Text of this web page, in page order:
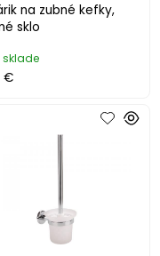
na zubné kefky,
sklo
sklade
€